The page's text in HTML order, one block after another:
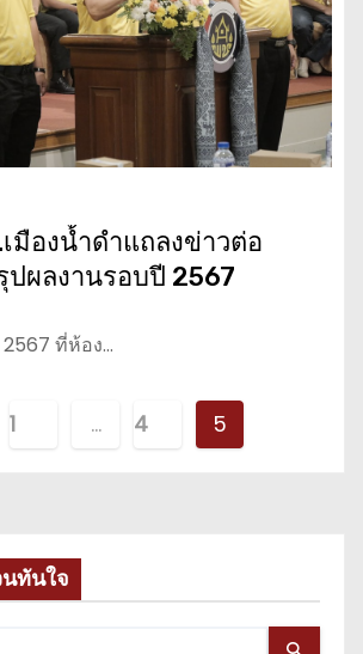
มืองน้ำดำแถลงข่าวต่อ
ผลงานรอบปี 2567
ที่ห้อง…
1 … 4 5
ทันใจ